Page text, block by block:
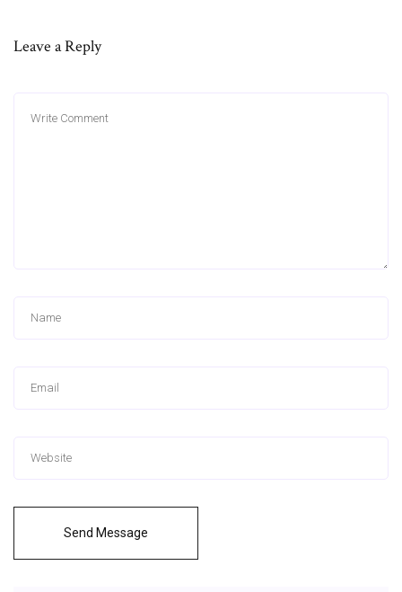
Leave a Reply
Send Message